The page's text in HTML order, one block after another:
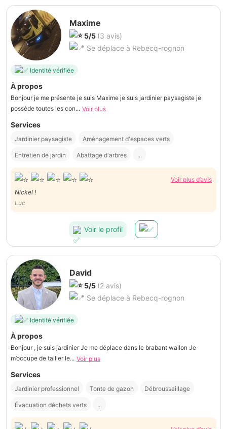
Maxime
5/5 (3 avis)
Se déplace à Rebecq-rognon
Identité vérifiée
À propos
Bonjour je me présente je suis Maxime je suis jardinier paysagiste je
possède toutes les con... Voir plus
Services
Jardinier paysagiste Aménagement d'espaces verts
Entretien de jardin Abattage d'arbres ...
Voir plus d’avis
Nickel !
Luc
Voir le profil
David
5/5 (2 avis)
Se déplace à Rebecq-rognon
Identité vérifiée
À propos
Bonjour , je suis jardinier Je me déplace dans le brabant wallon Je
m’occupe de tailler le... Voir plus
Services
Jardinier professionnel Tonte de gazon Débroussaillage
Évacuation déchets verts ...